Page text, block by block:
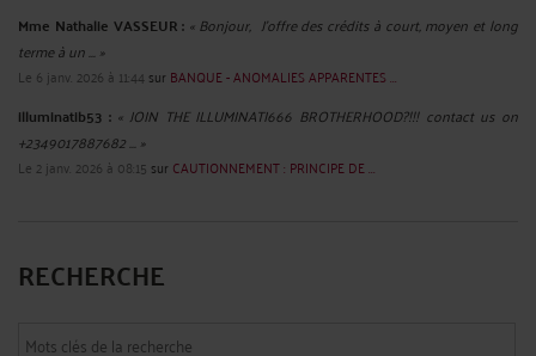
Mme Nathalie VASSEUR : « Bonjour, J’offre des crédits à court, moyen et long
terme à un ... »
Le 6 janv. 2026 à 11:44 sur BANQUE - ANOMALIES APPARENTES ...
illuminatib53 : « JOIN THE ILLUMINATI666 BROTHERHOOD?!!! contact us on
+2349017887682 ... »
Le 2 janv. 2026 à 08:15 sur CAUTIONNEMENT : PRINCIPE DE ...
RECHERCHE